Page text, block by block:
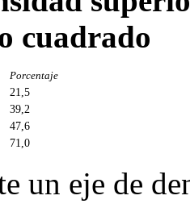
cuadrado
Porcentaje
21,5
39,2
47,6
71,0
un eje de